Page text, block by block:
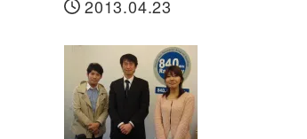
投稿日
2013.04.23